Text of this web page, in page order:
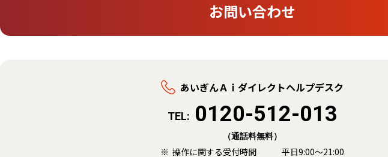
お問い合わせ
あいぎんＡｉダイレクトヘルプデスク
TEL: 0120-512-013
（通話料無料）
操作に関する受付時間 平日9:00～21:00